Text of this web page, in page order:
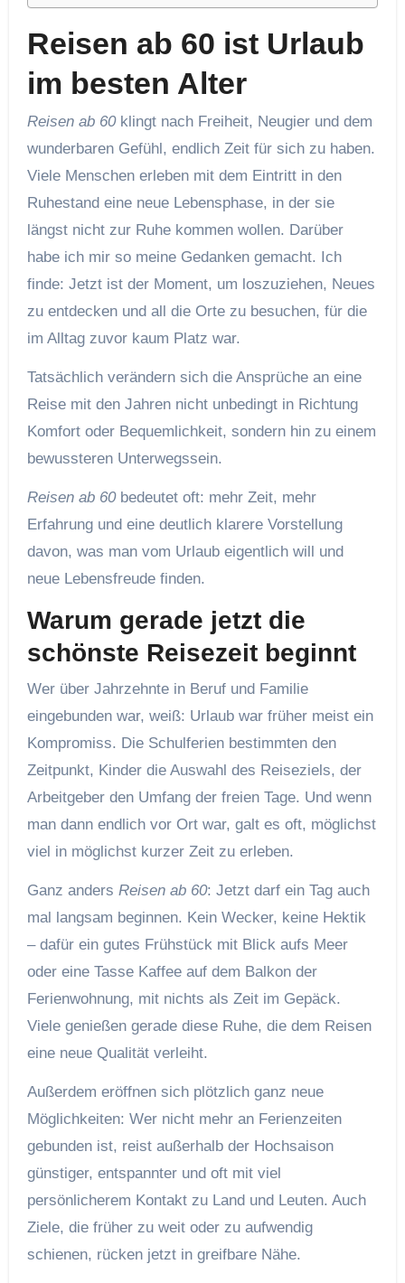
Reisen ab 60 ist Urlaub
im besten Alter
Reisen ab 60klingt nach Freiheit, Neugier und dem
wunderbaren Gefühl, endlich Zeit für sich zu haben.
Viele Menschen erleben mit dem Eintritt in den
Ruhestand eine neue Lebensphase, in der sie
längst nicht zur Ruhe kommen wollen. Darüber
habe ich mir so meine Gedanken gemacht. Ich
finde: Jetzt ist der Moment, um loszuziehen, Neues
zu entdecken und all die Orte zu besuchen, für die
im Alltag zuvor kaum Platz war.
Tatsächlich verändern sich die Ansprüche an eine
Reise mit den Jahren nicht unbedingt in Richtung
Komfort oder Bequemlichkeit, sondern hin zu einem
bewussteren Unterwegssein.
Reisen ab 60bedeutet oft: mehr Zeit, mehr
Erfahrung und eine deutlich klarere Vorstellung
davon, was man vom Urlaub eigentlich will und
neue Lebensfreude finden.
Warum gerade jetzt die
schönste Reisezeit beginnt
Wer über Jahrzehnte in Beruf und Familie
eingebunden war, weiß: Urlaub war früher meist ein
Kompromiss. Die Schulferien bestimmten den
Zeitpunkt, Kinder die Auswahl des Reiseziels, der
Arbeitgeber den Umfang der freien Tage. Und wenn
man dann endlich vor Ort war, galt es oft, möglichst
viel in möglichst kurzer Zeit zu erleben.
Ganz anders Reisen ab 60: Jetzt darf ein Tag auch
mal langsam beginnen. Kein Wecker, keine Hektik
– dafür ein gutes Frühstück mit Blick aufs Meer
oder eine Tasse Kaffee auf dem Balkon der
Ferienwohnung, mit nichts als Zeit im Gepäck.
Viele genießen gerade diese Ruhe, die dem Reisen
eine neue Qualität verleiht.
Außerdem eröffnen sich plötzlich ganz neue
Möglichkeiten: Wer nicht mehr an Ferienzeiten
gebunden ist, reist außerhalb der Hochsaison
günstiger, entspannter und oft mit viel
persönlicherem Kontakt zu Land und Leuten. Auch
Ziele, die früher zu weit oder zu aufwendig
schienen, rücken jetzt in greifbare Nähe.